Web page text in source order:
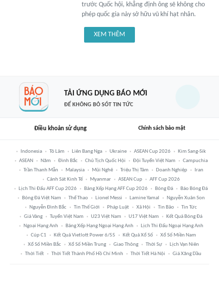
trước Quốc hội, khẳng định ông sẽ không cho
phép quốc gia này sở hữu vũ khí hạt nhân.
XEM THÊM
TẢI ỨNG DỤNG BÁO MỚI
ĐỂ KHÔNG BỎ SÓT TIN TỨC
Điều khoản sử dụng Chính sách bảo mật
Indonesia Tô Lâm Liên Bang Nga Ukraine ASEAN Cup 2026
Kim Sang-Sik
ASEAN
Năm Đình Bắc Chủ Tịch Quốc Hội Đội Tuyển Việt Nam
Campuchia
Trần Thanh Mẫn
Malaysia Mũi Nghê Triệu Thị Tâm Doanh Nghiệp
Iran
Cảnh Sát Kinh Tế
Myanmar ASEAN Cup
AFF Cup 2026
Lịch Thi Đấu AFF Cup 2026
Bảng Xếp Hạng AFF Cup 2026 Bóng Đá
Báo Bóng Đá
Bóng Đá Việt Nam
Thể Thao Lionel Messi Lamine Yamal
Nguyễn Xuân Son
Nguyễn Đình Bắc
Tin Thế Giới Pháp Luật Xã Hội Tin Bão
Tin Tức
Giá Vàng
Tuyển Việt Nam U23 Việt Nam U17 Việt Nam
Kết Quả Bóng Đá
Ngoại Hạng Anh
Bảng Xếp Hạng Ngoại Hạng Anh
Lịch Thi Đấu Ngoại Hạng Anh
Cúp C1
Kết Quả Vietlott Power 6/55 Kết Quả Xổ Số
Xổ Số Miền Nam
Xổ Số Miền Bắc
Xổ Số Miền Trung Giao Thông Thời Sự
Lịch Vạn Niên
Thời Tiết
Thời Tiết Thành Phố Hồ Chí Minh Thời Tiết Hà Nội Giá Xăng Dầu